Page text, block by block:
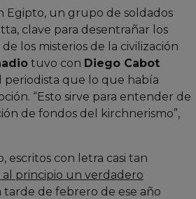
Egipto, un grupo de soldados
clave para desentrañar los
los misterios de la civilización
tuvo con Diego Cabot
periodista que lo que había
“Esto sirve para entender de
de fondos del kirchnerismo”,
escritos con letra casi tan
al principio un verdadero
tarde de febrero de ese año